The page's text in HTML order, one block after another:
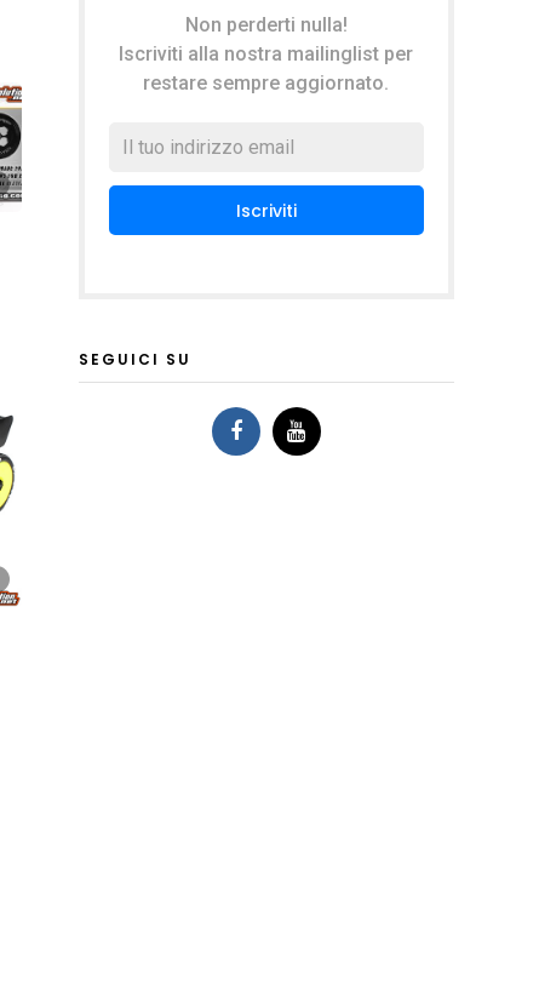
Non perderti nulla!
Iscriviti alla nostra mailinglist per
restare sempre aggiornato.
SEGUICI SU